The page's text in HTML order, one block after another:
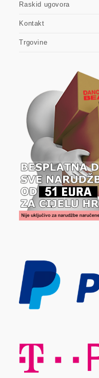
Raskid ugovora
Kontakt
Trgovine